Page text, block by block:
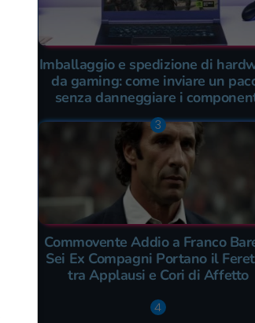
Imballaggio e spedizione di
da gaming: come inviare un
senza danneggiare i
Commovente Addio a Franco
Sei Ex Compagni Portano il
tra Applausi e Cori di Affetto